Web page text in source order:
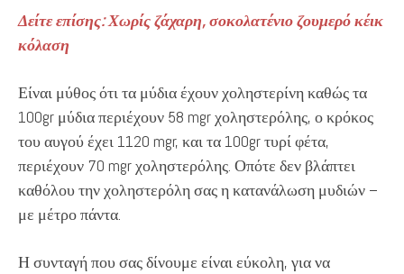
Δείτε επίσης: Χωρίς ζάχαρη, σοκολατένιο ζουμερό κέικ
κόλαση
Είναι μύθος ότι τα μύδια έχουν χοληστερίνη καθώς τα
100gr μύδια περιέχουν 58 mgr χοληστερόλης, ο κρόκος
του αυγού έχει 1120 mgr, και τα 100gr τυρί φέτα,
περιέχουν 70 mgr χοληστερόλης. Οπότε δεν βλάπτει
καθόλου την χοληστερόλη σας η κατανάλωση μυδιών –
με μέτρο πάντα.
Η συνταγή που σας δίνουμε είναι εύκολη, για να